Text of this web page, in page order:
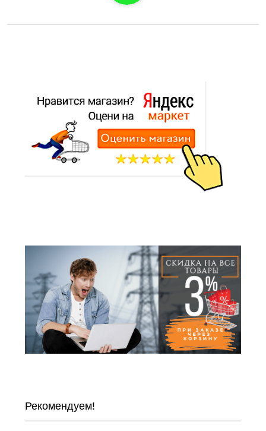
Рекомендуем!